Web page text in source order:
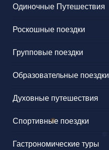
Одиночные Путешествия
Роскошные поездки
Групповые поездки
Образовательные поездки
Духовные путешествия
Спортивные поездки
Гастрономические туры